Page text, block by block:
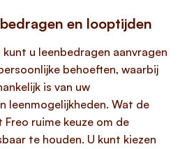
en looptijden
kunt u leenbedragen aanvragen
behoeften, waarbij
is van uw
leenmogelijkheden. Wat de
ruime keuze om de
te houden. U kunt kiezen